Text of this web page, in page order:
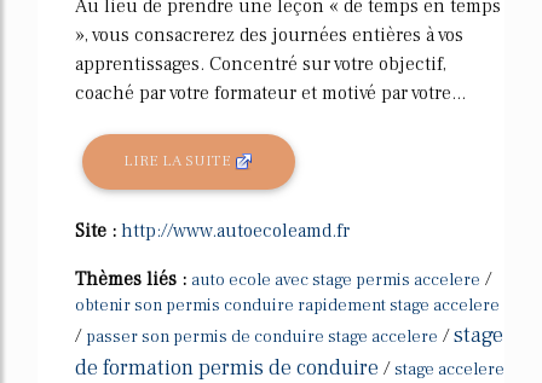
Au lieu de prendre une leçon « de temps en temps
», vous consacrerez des journées entières à vos
apprentissages. Concentré sur votre objectif,
coaché par votre formateur et motivé par votre...
LIRE LA SUITE
Site : http://www.autoecoleamd.fr
Thèmes liés : auto ecole avec stage permis accelere /
obtenir son permis conduire rapidement stage accelere
/ passer son permis de conduire stage accelere /stage
de formation permis de conduire /stage accelere